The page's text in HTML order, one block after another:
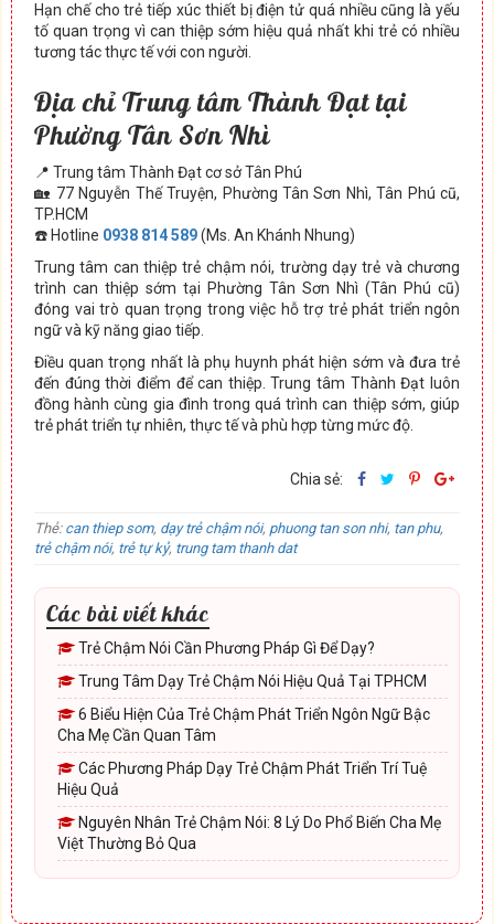
Hạn chế cho trẻ tiếp xúc thiết bị điện tử quá nhiều cũng là yếu
tố quan trọng vì can thiệp sớm hiệu quả nhất khi trẻ có nhiều
tương tác thực tế với con người.
Địa chỉ Trung tâm Thành Đạt tại
Phường Tân Sơn Nhì
📍 Trung tâm Thành Đạt cơ sở Tân Phú
🏡 77 Nguyễn Thế Truyện, Phường Tân Sơn Nhì, Tân Phú cũ,
TP.HCM
☎️ Hotline 0938 814 589(Ms. An Khánh Nhung)
Trung tâm can thiệp trẻ chậm nói, trường dạy trẻ và chương
trình can thiệp sớm tại Phường Tân Sơn Nhì (Tân Phú cũ)
đóng vai trò quan trọng trong việc hỗ trợ trẻ phát triển ngôn
ngữ và kỹ năng giao tiếp.
Điều quan trọng nhất là phụ huynh phát hiện sớm và đưa trẻ
đến đúng thời điểm để can thiệp. Trung tâm Thành Đạt luôn
đồng hành cùng gia đình trong quá trình can thiệp sớm, giúp
trẻ phát triển tự nhiên, thực tế và phù hợp từng mức độ.
Chia sẻ:
Thẻ: can thiep som, dạy trẻ chậm nói, phuong tan son nhi, tan phu,
trẻ chậm nói, trẻ tự kỷ, trung tam thanh dat
Các bài viết khác
Trẻ Chậm Nói Cần Phương Pháp Gì Để Dạy?
Trung Tâm Dạy Trẻ Chậm Nói Hiệu Quả Tại TPHCM
6 Biểu Hiện Của Trẻ Chậm Phát Triển Ngôn Ngữ Bậc
Cha Mẹ Cần Quan Tâm
Các Phương Pháp Dạy Trẻ Chậm Phát Triển Trí Tuệ
Hiệu Quả
Nguyên Nhân Trẻ Chậm Nói: 8 Lý Do Phổ Biến Cha Mẹ
Việt Thường Bỏ Qua